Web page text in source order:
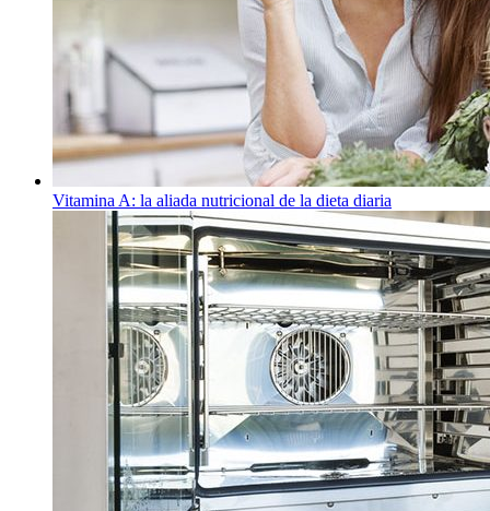
Vitamina A: la aliada nutricional de la dieta diaria